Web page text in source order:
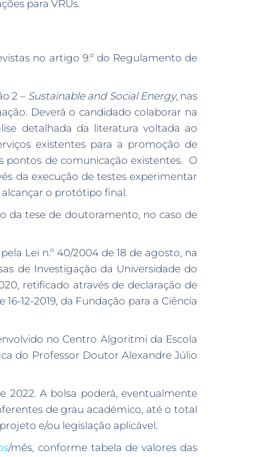
para VRUs.
no artigo 9.º do Regulamento de
2 – Sustainable and Social Energy, nas
Deverá o candidado colaborar na
detalhada da literatura voltada ao
existentes para a promoção de
pontos de comunicação existentes. O
da execução de testes experimentar
o protótipo final.
da tese de doutoramento, no caso de
Lei n.º 40/2004 de 18 de agosto, na
de Investigação da Universidade do
retificado através de declaração de
12-2019, da Fundação para a Ciência
no Centro Algoritmi da Escola
do Professor Doutor Alexandre Júlio
2022. A bolsa poderá, eventualmente
de grau académico, até o total
e/ou legislação aplicável.
/mês, conforme tabela de valores das